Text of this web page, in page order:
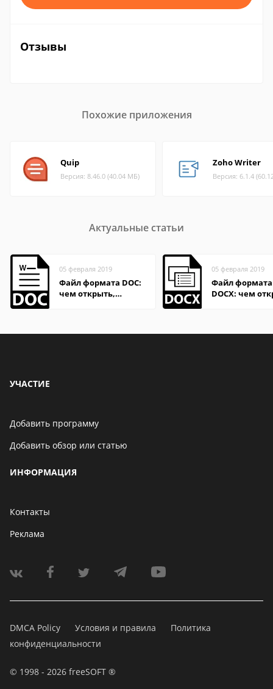
Отзывы
Похожие приложения
Quip
Версия: 8.46.0 (40.04 МБ)
Zoho Writer
Версия: 6.1.4
Актуальные статьи
05 февраля 2019
Файл формата DOC:
чем открыть,
05 февраля 2019
Файл формата
DOCX: чем
УЧАСТИЕ
Добавить программу
Добавить обзор или статью
ИНФОРМАЦИЯ
Контакты
Реклама
DMCA Policy Условия и правила
Политика
конфиденциальности
© 1998 - 2026 freeSOFT ®